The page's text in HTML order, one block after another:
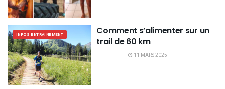
INFOS ENTRAINEMENT
Comment s’alimenter sur un
trail de 60 km
11 MARS 2025